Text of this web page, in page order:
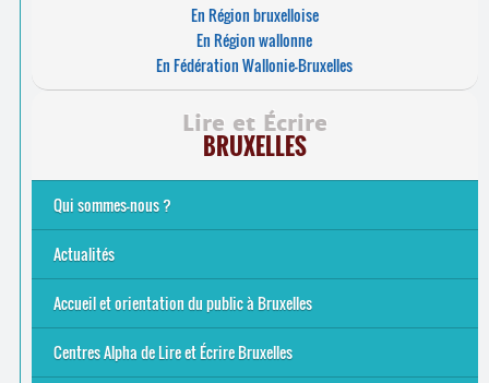
En Région bruxelloise
En Région wallonne
En Fédération Wallonie-Bruxelles
Lire et Écrire
BRUXELLES
Qui sommes-nous ?
Analphabétisme et illettrisme
L’alphabétisation populaire
Le mouvement Lire et Écrire
Nos missions
... Tous les articles
Actualités
Offres d’emploi du secteur à Bruxelles
La rentrée 2026-27
Pour être belge à la plage…
A vos agendas ! Alpha bruxellois, mobilise-toi !
Inauguration du Centre Alpha Forest de Lire et Écrire
Bruxelles
... Tous les articles
Accueil et orientation du public à Bruxelles
8 Points Accueil
Publics concernés ?
Que proposons-nous ?
Qui sommes-nous ?
Centres Alpha de Lire et Écrire Bruxelles